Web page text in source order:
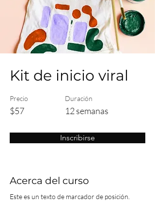
Kit de inicio viral
Precio
$57
Duración
12 semanas
Inscribirse
Acerca del curso
Este es un texto de marcador de posición.